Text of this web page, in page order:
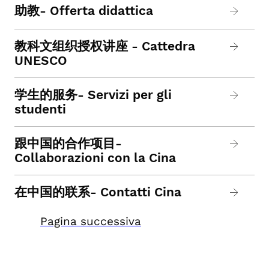
助教- Offerta didattica
教科文组织授权讲座 - Cattedra
UNESCO
学生的服务- Servizi per gli
studenti
跟中国的合作项目-
Collaborazioni con la Cina
在中国的联系- Contatti Cina
Pagina successiva